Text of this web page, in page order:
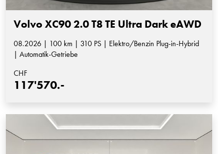
Volvo XC90 2.0 T8 TE Ultra Dark eAWD
08.2026 | 100 km | 310 PS | Elektro/Benzin Plug-in-Hybrid
| Automatik-Getriebe
CHF
117'570.-